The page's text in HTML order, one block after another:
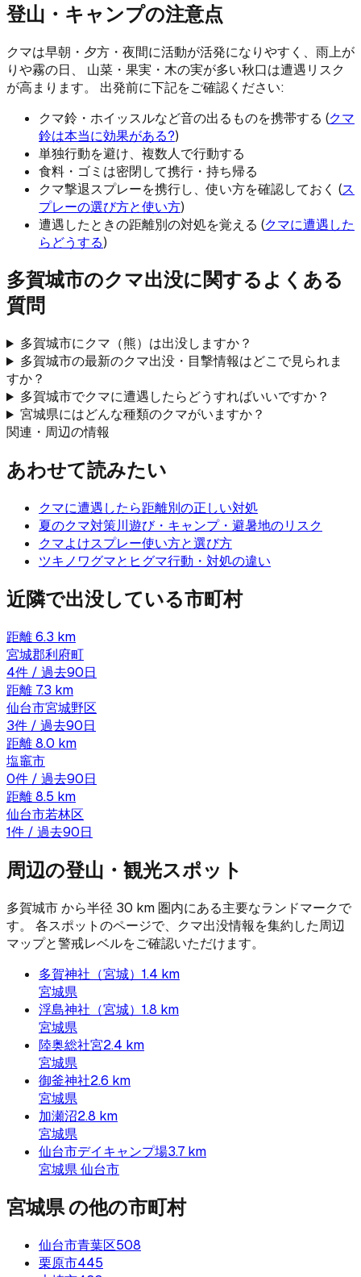
登山・キャンプの注意点
クマは早朝・夕方・夜間に活動が活発になりやすく、雨上が
りや霧の日、 山菜・果実・木の実が多い秋口は遭遇リスク
が高まります。 出発前に下記をご確認ください:
クマ鈴・ホイッスルなど音の出るものを携帯する (クマ
鈴は本当に効果がある?)
単独行動を避け、複数人で行動する
食料・ゴミは密閉して携行・持ち帰る
クマ撃退スプレーを携行し、使い方を確認しておく (ス
プレーの選び方と使い方)
遭遇したときの距離別の対処を覚える (クマに遭遇した
らどうする)
多賀城市のクマ出没に関するよくある
質問
多賀城市にクマ（熊）は出没しますか？
多賀城市の最新のクマ出没・目撃情報はどこで見られま
すか？
多賀城市でクマに遭遇したらどうすればいいですか？
宮城県にはどんな種類のクマがいますか？
関連・周辺の情報
あわせて読みたい
クマに遭遇したら距離別の正しい対処
夏のクマ対策川遊び・キャンプ・避暑地のリスク
クマよけスプレー使い方と選び方
ツキノワグマとヒグマ行動・対処の違い
近隣で出没している市町村
距離6.3 km
宮城郡利府町
4件 / 過去90日
距離 7.3 km
仙台市宮城野区
3件 / 過去90日
距離8.0 km
塩竈市
0件 / 過去90日
距離8.5 km
仙台市若林区
1件 / 過去90日
周辺の登山・観光スポット
多賀城市から半径 30 km 圏内にある主要なランドマークで
す。 各スポットのページで、クマ出没情報を集約した周辺
マップと警戒レベルをご確認いただけます。
多賀神社（宮城） 1.4 km
宮城県
浮島神社（宮城） 1.8 km
宮城県
陸奥総社宮2.4 km
宮城県
御釜神社2.6 km
宮城県
加瀬沼2.8 km
宮城県
仙台市デイキャンプ場3.7 km
宮城県仙台市
宮城県の他の市町村
仙台市青葉区508
栗原市445